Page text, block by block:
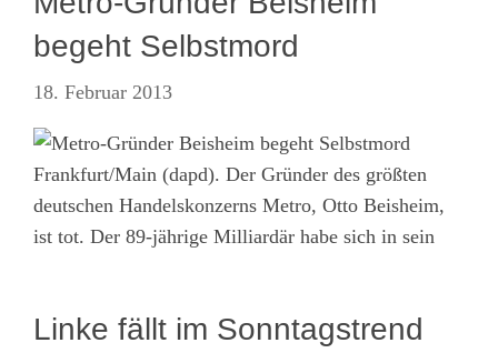
begeht Selbstmord
18. Februar 2013
Frankfurt/Main (dapd). Der Gründer des größten
deutschen Handelskonzerns Metro, Otto Beisheim,
ist tot. Der 89-jährige Milliardär habe sich in sein
Linke fällt im Sonntagstrend